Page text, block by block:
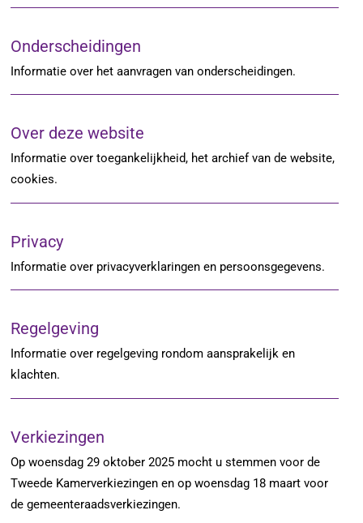
Onderscheidingen
Informatie over het aanvragen van onderscheidingen.
Over deze website
Informatie over toegankelijkheid, het archief van de website,
cookies.
Privacy
Informatie over privacyverklaringen en persoonsgegevens.
Regelgeving
Informatie over regelgeving rondom aansprakelijk en
klachten.
Verkiezingen
Op woensdag 29 oktober 2025 mocht u stemmen voor de
Tweede Kamerverkiezingen en op woensdag 18 maart voor
de gemeenteraadsverkiezingen.